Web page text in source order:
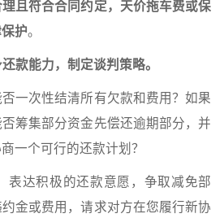
且符合合同约定，天价拖车费或保
护。
款能力，制定谈判策略。
一次性结清所有欠款和费用？如果
筹集部分资金先偿还逾期部分，并
一个可行的还款计划？
表达积极的还款意愿，争取减免部
金或费用，请求对方在您履行新协